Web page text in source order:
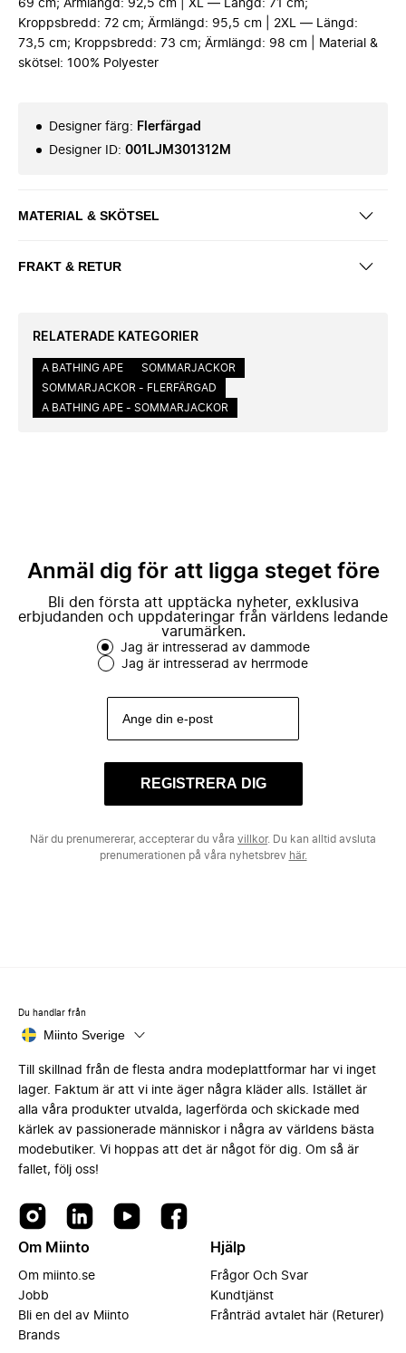
69 cm; Ärmlängd: 92,5 cm | XL — Längd: 71 cm;
Kroppsbredd: 72 cm; Ärmlängd: 95,5 cm | 2XL — Längd:
73,5 cm; Kroppsbredd: 73 cm; Ärmlängd: 98 cm | Material &
skötsel: 100% Polyester
Designer färg: Flerfärgad
Designer ID: 001LJM301312M
MATERIAL & SKÖTSEL
FRAKT & RETUR
RELATERADE KATEGORIER
A BATHING APE
SOMMARJACKOR
SOMMARJACKOR - FLERFÄRGAD
A BATHING APE - SOMMARJACKOR
Anmäl dig för att ligga steget före
Bli den första att upptäcka nyheter, exklusiva
erbjudanden och uppdateringar från världens ledande
varumärken.
Jag är intresserad av dammode
Jag är intresserad av herrmode
REGISTRERA DIG
När du prenumererar, accepterar du våra villkor. Du kan alltid avsluta
prenumerationen på våra nyhetsbrev här.
Du handlar från
Miinto Sverige
Till skillnad från de flesta andra modeplattformar har vi inget
lager. Faktum är att vi inte äger några kläder alls. Istället är
alla våra produkter utvalda, lagerförda och skickade med
kärlek av passionerade människor i några av världens bästa
modebutiker. Vi hoppas att det är något för dig. Om så är
fallet, följ oss!
Om Miinto
Om miinto.se
Jobb
Bli en del av Miinto
Brands
Hjälp
Frågor Och Svar
Kundtjänst
Frånträd avtalet här (Returer)